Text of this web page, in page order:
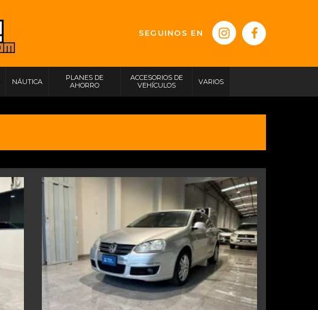
SEGUINOS EN
NÁUTICA
PLANES DE
AHORRO
ACCESORIOS DE
VEHÍCULOS
VARIOS